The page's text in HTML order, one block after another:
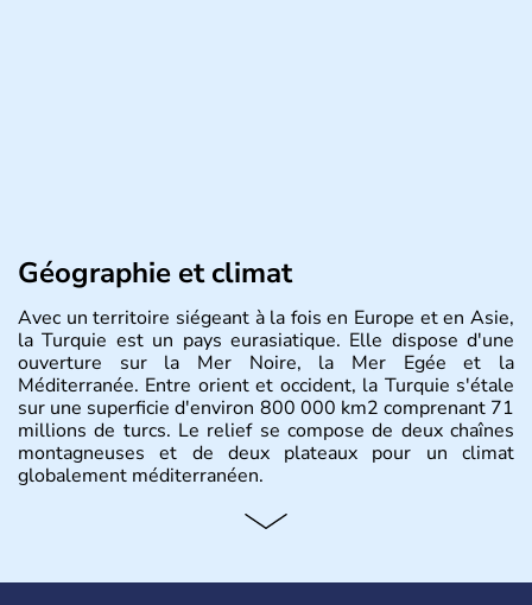
Géographie et climat
Avec un territoire siégeant à la fois en Europe et en Asie,
la Turquie est un pays eurasiatique. Elle dispose d'une
ouverture sur la Mer Noire, la Mer Egée et la
Méditerranée. Entre orient et occident, la Turquie s'étale
sur une superficie d'environ 800 000 km2 comprenant 71
millions de turcs. Le relief se compose de deux chaînes
montagneuses et de deux plateaux pour un climat
globalement méditerranéen.
Histoire et administration
originaire d'Asie ayant émigré vers l'Ouest. Ces tribus